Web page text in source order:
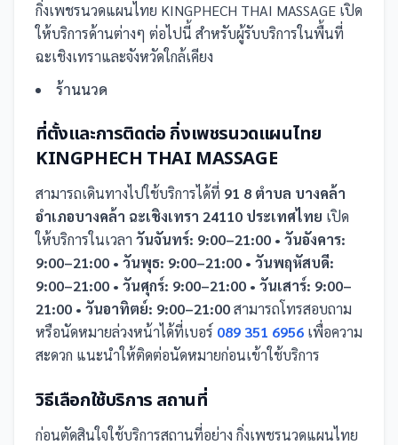
กิ่งเพชรนวดแผนไทย KINGPHECH THAI MASSAGE เปิด
ให้บริการด้านต่างๆ ต่อไปนี้ สำหรับผู้รับบริการในพื้นที่
ฉะเชิงเทราและจังหวัดใกล้เคียง
ร้านนวด
ที่ตั้งและการติดต่อ กิ่งเพชรนวดแผนไทย
KINGPHECH THAI MASSAGE
สามารถเดินทางไปใช้บริการได้ที่ 91 8 ตำบล บางคล้า
อำเภอบางคล้า ฉะเชิงเทรา 24110 ประเทศไทย เปิด
ให้บริการในเวลา วันจันทร์: 9:00–21:00 • วันอังคาร:
9:00–21:00 • วันพุธ: 9:00–21:00 • วันพฤหัสบดี:
9:00–21:00 • วันศุกร์: 9:00–21:00 • วันเสาร์: 9:00–
21:00 • วันอาทิตย์: 9:00–21:00สามารถโทรสอบถาม
หรือนัดหมายล่วงหน้าได้ที่เบอร์ 089 351 6956 เพื่อความ
สะดวก แนะนำให้ติดต่อนัดหมายก่อนเข้าใช้บริการ
วิธีเลือกใช้บริการ สถานที่
ก่อนตัดสินใจใช้บริการสถานที่อย่าง กิ่งเพชรนวดแผนไทย